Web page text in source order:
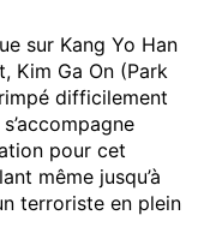
sur Kang Yo Han
Kim Ga On (Park
difficilement
pour cet
même jusqu’à
terroriste en plein